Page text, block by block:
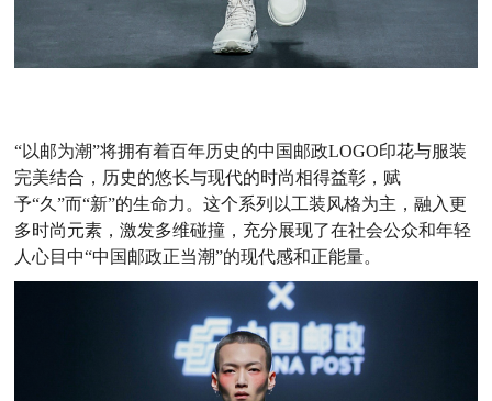
“以邮为潮”将拥有着百年历史的中国邮政LOGO印花与服装
完美结合，历史的悠长与现代的时尚相得益彰，赋
予“久”而“新”的生命力。这个系列以工装风格为主，融入更
多时尚元素，激发多维碰撞，充分展现了在社会公众和年轻
人心目中“中国邮政正当潮”的现代感和正能量。